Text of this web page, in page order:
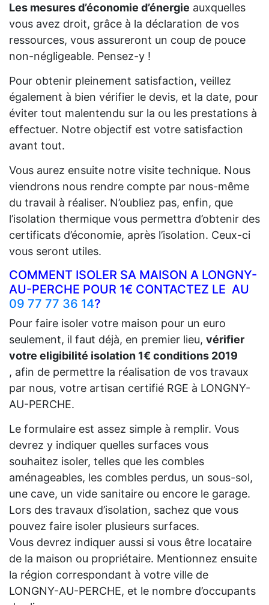
Les mesures d’économie d’énergie auxquelles
vous avez droit, grâce à la déclaration de vos
ressources, vous assureront un coup de pouce
non-négligeable. Pensez-y !
Pour obtenir pleinement satisfaction, veillez
également à bien vérifier le devis, et la date, pour
éviter tout malentendu sur la ou les prestations à
effectuer. Notre objectif est votre satisfaction
avant tout.
Vous aurez ensuite notre visite technique. Nous
viendrons nous rendre compte par nous-même
du travail à réaliser. N’oubliez pas, enfin, que
l’isolation thermique vous permettra d’obtenir des
certificats d’économie, après l’isolation. Ceux-ci
vous seront utiles.
COMMENT ISOLER SA MAISON A LONGNY-
AU-PERCHE POUR 1€ CONTACTEZ LE AU
09 77 77 36 14?
Pour faire isoler votre maison pour un euro
seulement, il faut déjà, en premier lieu, vérifier
votre eligibilité isolation 1€ conditions 2019
, afin de permettre la réalisation de vos travaux
par nous, votre artisan certifié RGE à LONGNY-
AU-PERCHE.
Le formulaire est assez simple à remplir. Vous
devrez y indiquer quelles surfaces vous
souhaitez isoler, telles que les combles
aménageables, les combles perdus, un sous-sol,
une cave, un vide sanitaire ou encore le garage.
Lors des travaux d’isolation, sachez que vous
pouvez faire isoler plusieurs surfaces.
Vous devrez indiquer aussi si vous être locataire
de la maison ou propriétaire. Mentionnez ensuite
la région correspondant à votre ville de
LONGNY-AU-PERCHE, et le nombre d’occupants